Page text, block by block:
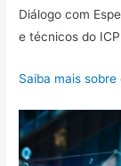
Diálogo com
e técnicos do
Saiba mais